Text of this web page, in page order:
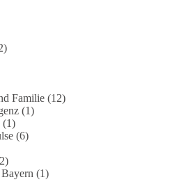
lebt nicht davon, unbequeme
Fragen offen zu stellen
eine unabhängige,
der Corona-Politik.
und ohne Tabus.
fauci-diaries-covid-origins-
aus-aller-welt/usa-
Familie (12)
(1)
(1)
(6)
(1)